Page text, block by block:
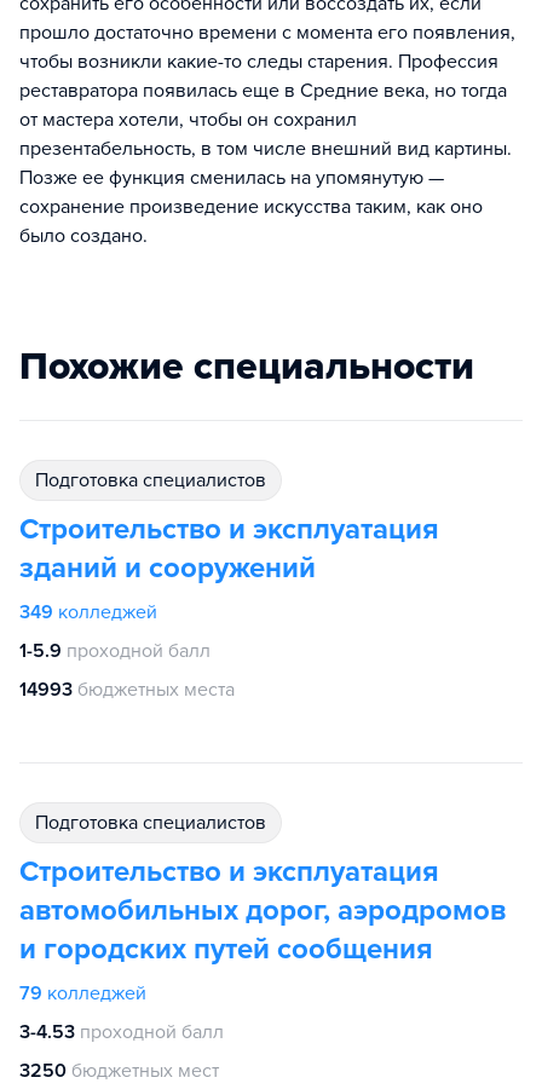
прошло достаточно времени с момента его появления,
чтобы возникли какие-то следы старения. Профессия
реставратора появилась еще в Средние века, но тогда
от мастера хотели, чтобы он сохранил
презентабельность, в том числе внешний вид картины.
Позже ее функция сменилась на упомянутую —
сохранение произведение искусства таким, как оно
было создано.
Похожие специальности
подготовка специалистов
Строительство и эксплуатация
зданий и сооружений
349 колледжей
1-5.9 проходной балл
14993 бюджетных места
подготовка специалистов
Строительство и эксплуатация
автомобильных дорог, аэродромов
и городских путей сообщения
79 колледжей
3-4.53 проходной балл
3250 бюджетных мест